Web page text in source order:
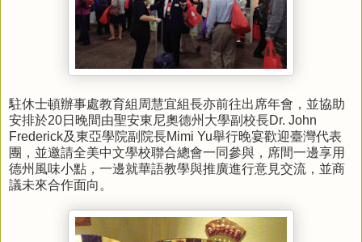
駐休士頓辦事處教育組周慧宜組長亦前往出席年會，並協助
安排於20日晚間由聖安東尼奧德州大學副校長Dr. John
Frederick及東亞學院副院長Mimi Yu舉行晚宴歡迎臺灣代表
團，並邀請全美中文學校聯合總會一同參與，席間一邊享用
德州風味小點，一邊就華語教學與推廣進行意見交流，並商
議未來合作面向。